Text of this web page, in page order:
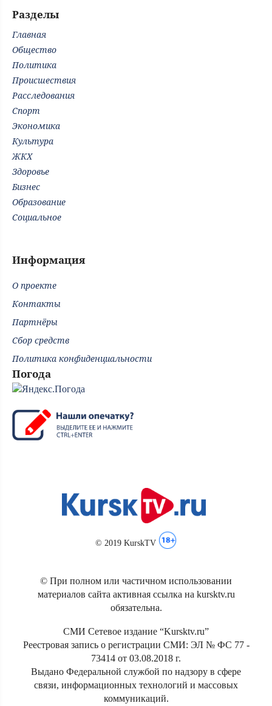
Разделы
Главная
Общество
Политика
Происшествия
Расследования
Спорт
Экономика
Культура
ЖКХ
Здоровье
Бизнес
Образование
Социальное
Информация
О проекте
Контакты
Партнёры
Сбор средств
Политика конфиденциальности
Погода
© 2019 KurskTV
© При полном или частичном использовании
материалов сайта активная ссылка на kursktv.ru
обязательна.
СМИ Сетевое издание “Kursktv.ru”
Реестровая запись о регистрации СМИ: ЭЛ № ФС 77 -
73414 от 03.08.2018 г.
Выдано Федеральной службой по надзору в сфере
связи, информационных технологий и массовых
коммуникаций.